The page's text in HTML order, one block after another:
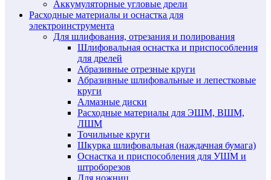
Аккумуляторные угловые дрели
Расходные материалы и оснастка для
электроинструмента
Для шлифования, отрезания и полирования
Шлифовальная оснастка и приспособления
для дрелей
Абразивные отрезные круги
Абразивные шлифовальные и лепестковые
круги
Алмазные диски
Расходные материалы для ЭШМ, ВШМ,
ЛШМ
Точильные круги
Шкурка шлифовальная (наждачная бумага)
Оснастка и приспособления для УШМ и
штроборезов
Для ножниц